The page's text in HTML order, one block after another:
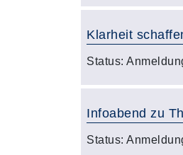
Klarheit
Status:
Infoabend zu
Status: